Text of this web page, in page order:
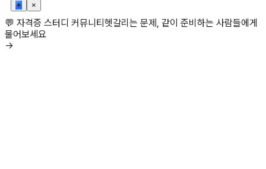
✳ ×
💬 자격증 스터디 커뮤니티헷갈리는 문제, 같이 준비하는 사람들에게
물어보세요
→